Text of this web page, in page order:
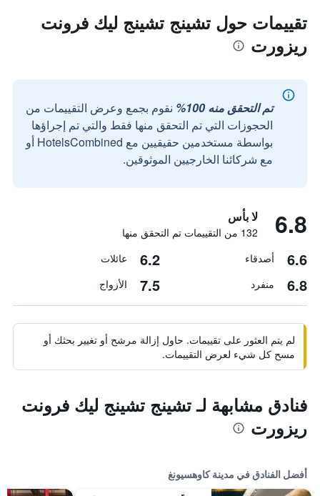
تقييمات حول تشينج تشينج ليك فرونت
ريزورت
تم التحقق منه 100%
نقوم بجمع وعرض التقييمات من
الحجوزات التي تم التحقق منها فقط والتي تم إجراؤها
بواسطة مستخدمين حقيقيين مع HotelsCombined أو
مع شركائنا الخارجيين الموثوقين.
6.8 لا بأس
132 من التقييمات تم التحقق منها
6.6 أصدقاء 6.2 عائلات
6.8 منفرد 7.5 الأزواج
لم يتم العثور على تقييمات. حاول إزالة مرشح أو تغيير بحثك أو
مسح كل شيء لعرض التقييمات.
فنادق مشابهة لـ تشينج تشينج ليك فرونت
ريزورت
أفضل الفنادق في مدينة كاوهسيونغ